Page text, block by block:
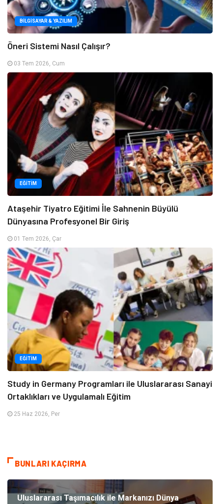
BILGISAYAR & YAZILIM
Öneri Sistemi Nasıl Çalışır?
03 Tem 2026, Cum
EĞITIM
Ataşehir Tiyatro Eğitimi İle Sahnenin Büyülü
Dünyasına Profesyonel Bir Giriş
01 Tem 2026, Çar
EĞITIM
Study in Germany Programları ile Uluslararası Sanayi
Ortaklıkları ve Uygulamalı Eğitim
25 Haz 2026, Per
BUNLARI KAÇIRMA
Uluslararası Taşımacılık ile Markanızı Dünya